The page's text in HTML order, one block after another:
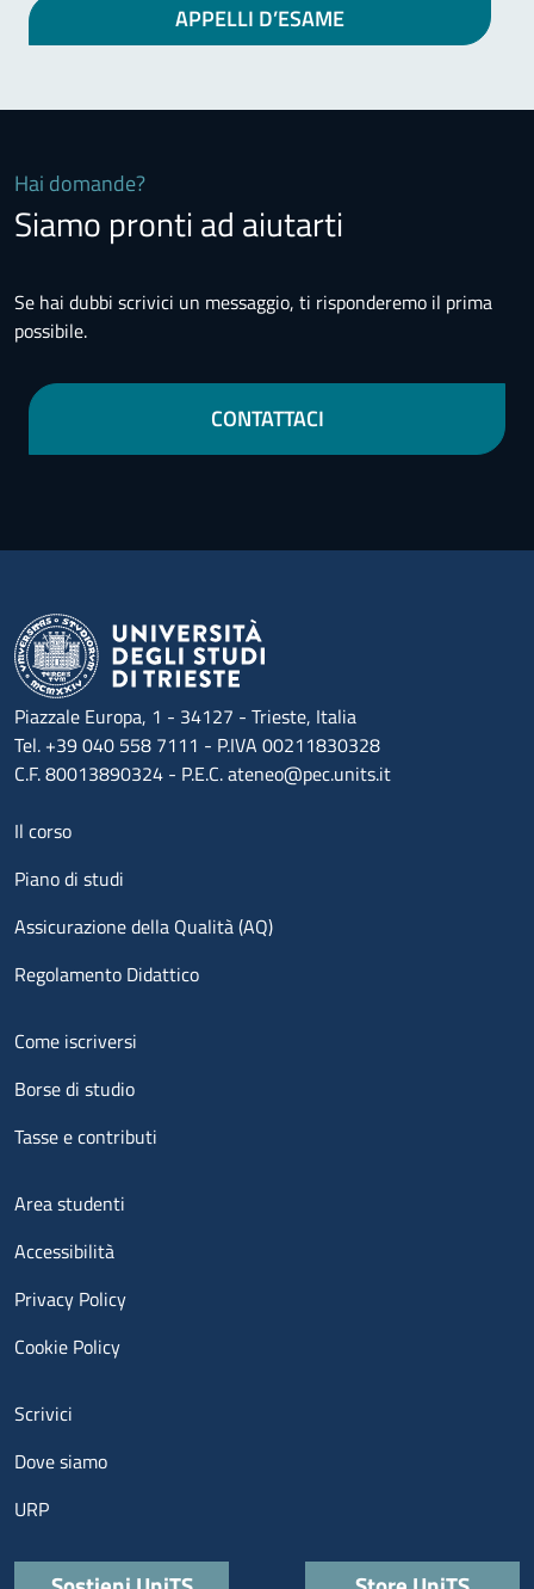
APPELLI D’ESAME
Hai domande?
Siamo pronti ad aiutarti
Se hai dubbi scrivici un messaggio, ti risponderemo il prima
possibile.
CONTATTACI
Piazzale Europa, 1 - 34127 - Trieste, Italia
Tel. +39 040 558 7111 - P.IVA 00211830328
C.F. 80013890324 - P.E.C. ateneo@pec.units.it
Menu footer 1
Il corso
Piano di studi
Assicurazione della Qualità (AQ)
Regolamento Didattico
Menu footer 2
Come iscriversi
Borse di studio
Tasse e contributi
Menu footer 3
Area studenti
Accessibilità
Privacy Policy
Cookie Policy
Menu contatti
Scrivici
Dove siamo
URP
Quick links